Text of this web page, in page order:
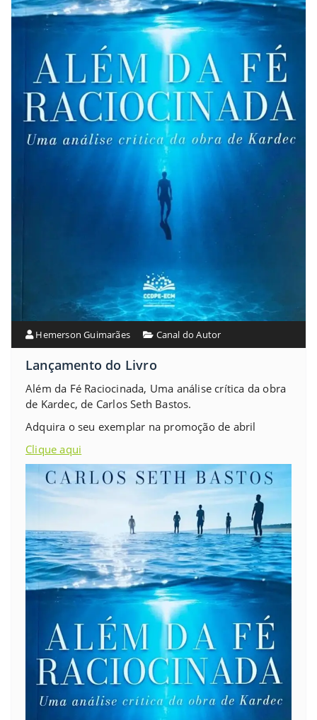
Hemerson Guimarães Canal do Autor
Lançamento do Livro
Além da Fé Raciocinada, Uma análise crítica da obra
de Kardec, de Carlos Seth Bastos.
Adquira o seu exemplar na promoção de abril
Clique aqui